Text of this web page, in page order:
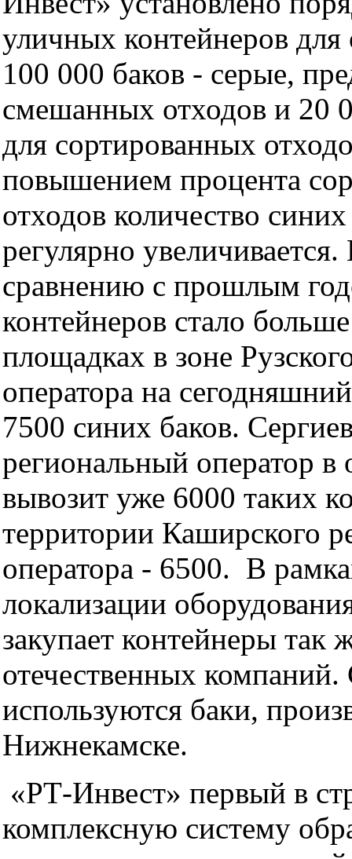
уличных контейнеров
100 000 баков - серые,
смешанных отходов и 20
для сортированных
повышением процента
отходов количество
регулярно
сравнению с прошлым
контейнеров стало
площадках в зоне
оператора на
7500 синих баков.
региональный оператор
вывозит уже 6000 таких
территории Каширского
оператора - 6500. В
локализации
закупает контейнеры так
отечественных компаний.
используются баки,
Нижнекамске.
«РТ-Инвест» первый в
комплексную систему